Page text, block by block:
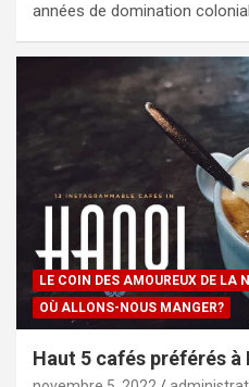
années de domination
LE COIN DES AMOUREUX DE LA
OÙ ALLONS-NOUS MANGER?
Haut 5 cafés préférés à